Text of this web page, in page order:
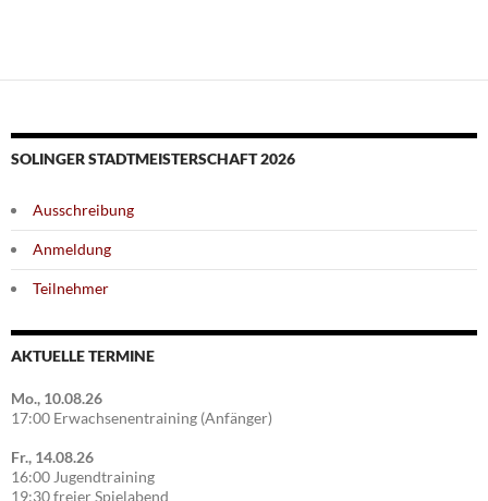
SOLINGER STADTMEISTERSCHAFT 2026
Ausschreibung
Anmeldung
Teilnehmer
AKTUELLE TERMINE
Mo., 10.08.26
17:00 Erwachsenentraining (Anfänger)
Fr., 14.08.26
16:00 Jugendtraining
19:30 freier Spielabend